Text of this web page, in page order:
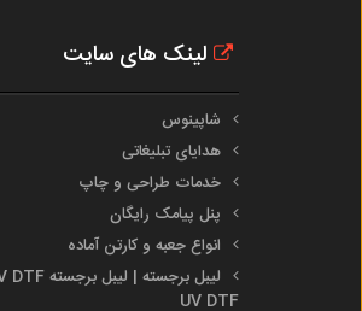
لینک های سایت
شاپینوس
هدایای تبلیغاتی
خدمات طراحی و چاپ
پنل پیامک رایگان
انواع جعبه و کارتن آماده
UV DTF